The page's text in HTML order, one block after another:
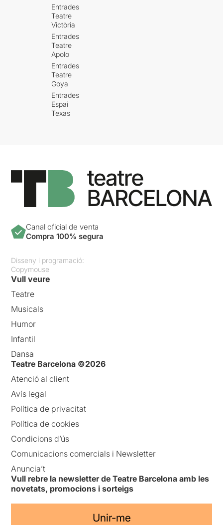
Entrades
Teatre
Victòria
Entrades
Teatre
Apolo
Entrades
Teatre
Goya
Entrades
Espai
Texas
Canal oficial de venta
Compra 100% segura
Disseny i programació:
Copymouse
Vull veure
Teatre
Musicals
Humor
Infantil
Dansa
Teatre Barcelona ©2026
Atenció al client
Avís legal
Política de privacitat
Política de cookies
Condicions d’ús
Comunicacions comercials i Newsletter
Anuncia’t
Vull rebre la newsletter de Teatre Barcelona amb les
novetats, promocions i sorteigs
Unir-me